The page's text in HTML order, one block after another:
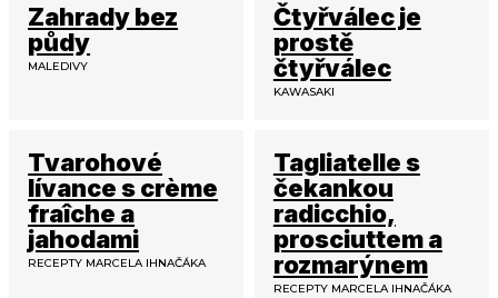
Zahrady bez
půdy
MALEDIVY
Čtyřválec je
prostě
čtyřválec
KAWASAKI
Tvarohové
lívance s crème
fraîche a
jahodami
RECEPTY MARCELA IHNAČÁKA
Tagliatelle s
čekankou
radicchio,
prosciuttem a
rozmarýnem
RECEPTY MARCELA IHNAČÁKA